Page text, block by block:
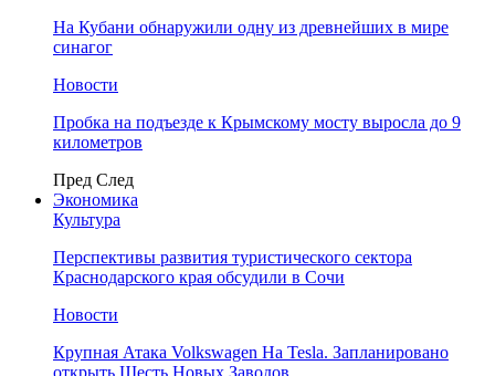
На Кубани обнаружили одну из древнейших в мире
синагог
Новости
Пробка на подъезде к Крымскому мосту выросла до 9
километров
Пред След
Экономика
Культура
Перспективы развития туристического сектора
Краснодарского края обсудили в Сочи
Новости
Крупная Атака Volkswagen На Tesla. Запланировано
открыть Шесть Новых Заводов